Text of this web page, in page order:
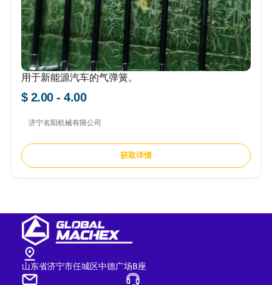
用于新能源汽车的气弹簧。
$ 2.00 - 4.00
济宁名阳机械有限公司
获取详情
山东省济宁市任城区中德广场B座